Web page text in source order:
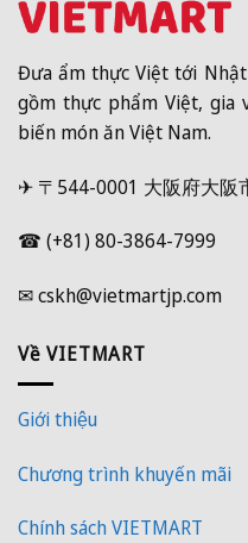
Đưa ẩm thực Việt tới Nhật
gồm thực phẩm Việt, gia
biến món ăn Việt Nam.
✈ 〒544-0001 大阪府大阪
☎ (+81) 80-3864-7999
✉ cskh@vietmartjp.com
Về VIETMART
Giới thiệu
Chương trình khuyến mãi
Chính sách VIETMART